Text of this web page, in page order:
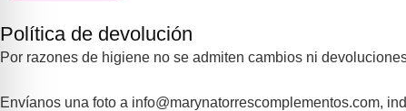
Política de devolución
Por razones de higiene no se admiten cambios ni
Envíanos una foto a info@marynatorrescomplementos.com,